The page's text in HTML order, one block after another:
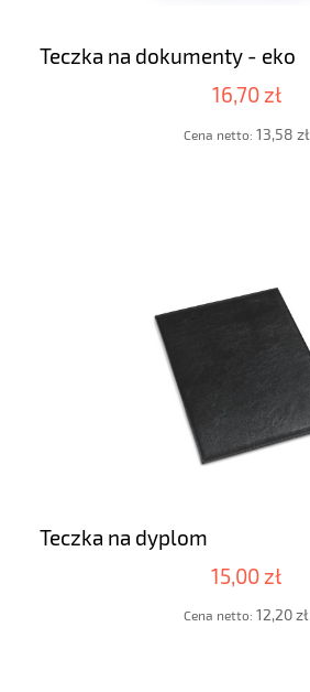
Teczka na dokumenty - eko
16,70 zł
Cena netto: 13,58 zł
Teczka na dyplom
15,00 zł
Cena netto: 12,20 zł